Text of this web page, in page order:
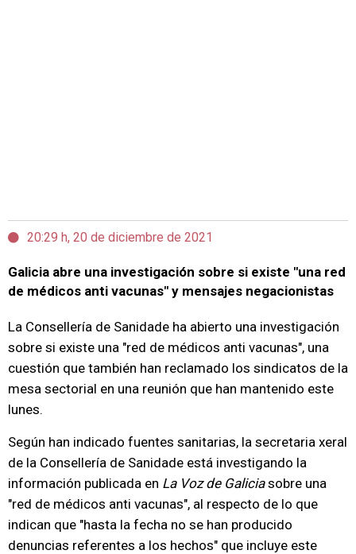
20:29 h, 20 de diciembre de 2021
Galicia abre una investigación sobre si existe "una red
de médicos anti vacunas" y mensajes negacionistas
La Consellería de Sanidade ha abierto una investigación
sobre si existe una "red de médicos anti vacunas", una
cuestión que también han reclamado los sindicatos de la
mesa sectorial en una reunión que han mantenido este
lunes.
Según han indicado fuentes sanitarias, la secretaria xeral
de la Consellería de Sanidade está investigando la
información publicada en La Voz de Galiciasobre una
"red de médicos anti vacunas", al respecto de lo que
indican que "hasta la fecha no se han producido
denuncias referentes a los hechos" que incluye este